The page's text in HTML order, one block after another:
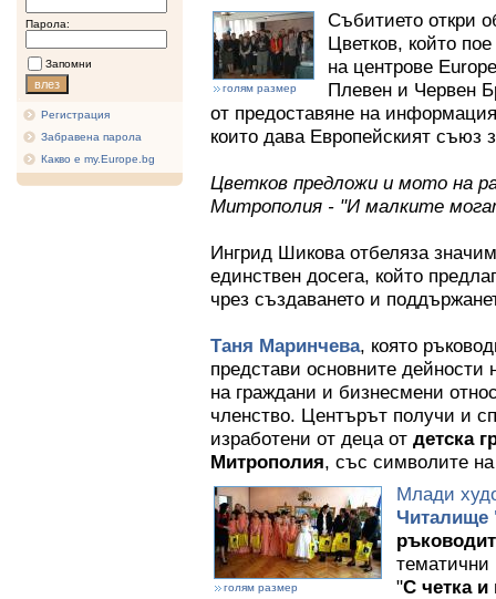
Парола:
Запомни
Регистрация
Забравена парола
Какво е my.Europe.bg
голям размер
Събитието откри
Цветков, който
на центрове
Плевен и Червен
от предоставяне на
които дава Европейският съюз
Цветков предложи и мото на
Митрополия - "И малките
Ингрид Шикова отбеляза
единствен досега, който
чрез създаването и
Таня Маринчева, която
представи основните
на граждани и бизнесмени
членство. Центърът получи и
изработени от деца от детска
Митрополия, със символите
голям размер
Млади
Читалище
тематични
"С четка и